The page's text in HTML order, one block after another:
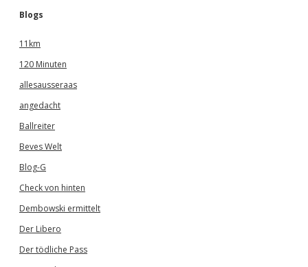
Blogs
11km
120 Minuten
allesausseraas
angedacht
Ballreiter
Beves Welt
Blog-G
Check von hinten
Dembowski ermittelt
Der Libero
Der tödliche Pass